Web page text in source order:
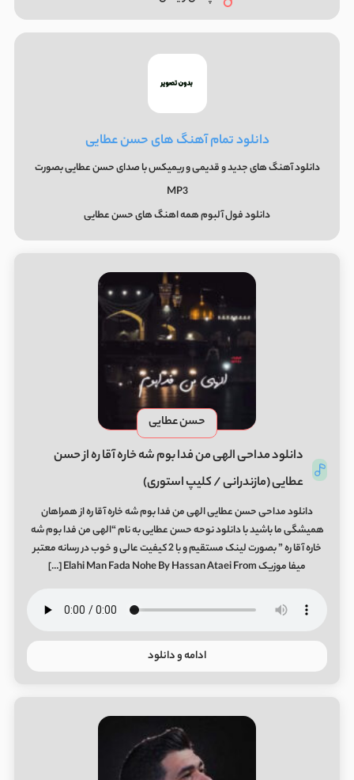
دانلود تمام آهنگ های حسن عطایی
دانلود آهنگ های جدید و قدیمی و ریمیکس با صدای حسن عطایی بصورت
MP3
دانلود فول آلبوم همه اهنگ های حسن عطایی
حسن عطایی
دانلود مداحی الهی من فدا بوم شه خاره آقا ره از حسن
عطایی (مازندرانی / کلیپ استوری)
دانلود مداحی حسن عطایی الهی من فدا بوم شه خاره آقا ره از همراهان
همیشگی ما باشید با دانلود نوحه حسن عطایی به نام “الهی من فدا بوم شه
خاره آقا ره ” بصورت لینک مستقیم و با 2 کیفیت عالی و خوب در رسانه معتبر
میفا موزیک Elahi Man Fada Nohe By Hassan Ataei From […]
ادامه و دانلود